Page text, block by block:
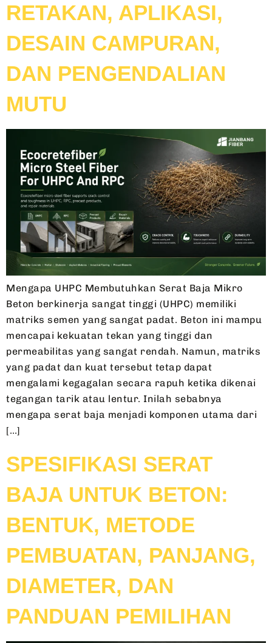
RETAKAN, APLIKASI,
DESAIN CAMPURAN,
DAN PENGENDALIAN
MUTU
Mengapa UHPC Membutuhkan Serat Baja Mikro
Beton berkinerja sangat tinggi (UHPC) memiliki
matriks semen yang sangat padat. Beton ini mampu
mencapai kekuatan tekan yang tinggi dan
permeabilitas yang sangat rendah. Namun, matriks
yang padat dan kuat tersebut tetap dapat
mengalami kegagalan secara rapuh ketika dikenai
tegangan tarik atau lentur. Inilah sebabnya
mengapa serat baja menjadi komponen utama dari
[…]
SPESIFIKASI SERAT
BAJA UNTUK BETON:
BENTUK, METODE
PEMBUATAN, PANJANG,
DIAMETER, DAN
PANDUAN PEMILIHAN